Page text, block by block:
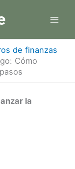
de finanzas
Cómo
la